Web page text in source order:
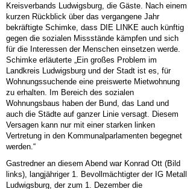
Kreisverbands Ludwigsburg, die Gäste. Nach einem
kurzen Rückblick über das vergangene Jahr
bekräftigte Schimke, dass DIE LINKE auch künftig
gegen die sozialen Missstände kämpfen und sich
für die Interessen der Menschen einsetzen werde.
Schimke erläuterte „Ein großes Problem im
Landkreis Ludwigsburg und der Stadt ist es, für
Wohnungssuchende eine preiswerte Mietwohnung
zu erhalten. Im Bereich des sozialen
Wohnungsbaus haben der Bund, das Land und
auch die Städte auf ganzer Linie versagt. Diesem
Versagen kann nur mit einer starken linken
Vertretung in den Kommunalparlamenten begegnet
werden.“
Gastredner an diesem Abend war Konrad Ott (Bild
links), langjähriger 1. Bevollmächtigter der IG Metall
Ludwigsburg, der zum 1. Dezember die